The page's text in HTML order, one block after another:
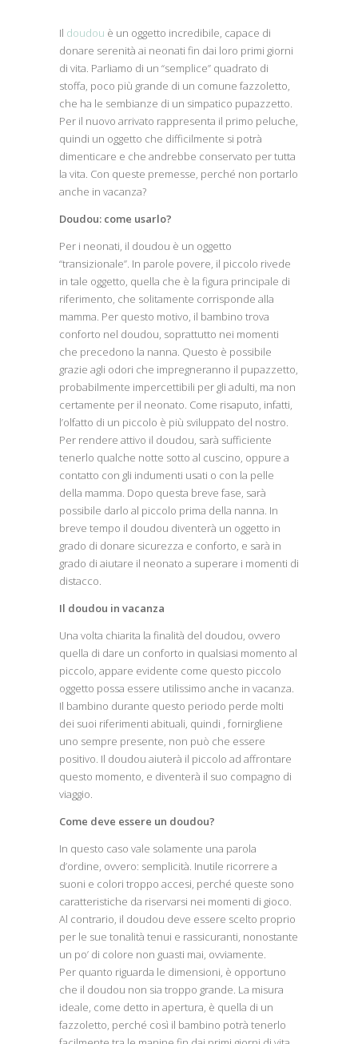
Il doudou è un oggetto incredibile, capace di
donare serenità ai neonati fin dai loro primi giorni
di vita. Parliamo di un “semplice” quadrato di
stoffa, poco più grande di un comune fazzoletto,
che ha le sembianze di un simpatico pupazzetto.
Per il nuovo arrivato rappresenta il primo peluche,
quindi un oggetto che difficilmente si potrà
dimenticare e che andrebbe conservato per tutta
la vita. Con queste premesse, perché non portarlo
anche in vacanza?
Doudou: come usarlo?
Per i neonati, il doudou è un oggetto
“transizionale”. In parole povere, il piccolo rivede
in tale oggetto, quella che è la figura principale di
riferimento, che solitamente corrisponde alla
mamma. Per questo motivo, il bambino trova
conforto nel doudou, soprattutto nei momenti
che precedono la nanna. Questo è possibile
grazie agli odori che impregneranno il pupazzetto,
probabilmente impercettibili per gli adulti, ma non
certamente per il neonato. Come risaputo, infatti,
l’olfatto di un piccolo è più sviluppato del nostro.
Per rendere attivo il doudou, sarà sufficiente
tenerlo qualche notte sotto al cuscino, oppure a
contatto con gli indumenti usati o con la pelle
della mamma. Dopo questa breve fase, sarà
possibile darlo al piccolo prima della nanna. In
breve tempo il doudou diventerà un oggetto in
grado di donare sicurezza e conforto, e sarà in
grado di aiutare il neonato a superare i momenti di
distacco.
Il doudou in vacanza
Una volta chiarita la finalità del doudou, ovvero
quella di dare un conforto in qualsiasi momento al
piccolo, appare evidente come questo piccolo
oggetto possa essere utilissimo anche in vacanza.
Il bambino durante questo periodo perde molti
dei suoi riferimenti abituali, quindi , fornirgliene
uno sempre presente, non può che essere
positivo. Il doudou aiuterà il piccolo ad affrontare
questo momento, e diventerà il suo compagno di
viaggio.
Come deve essere un doudou?
In questo caso vale solamente una parola
d’ordine, ovvero: semplicità. Inutile ricorrere a
suoni e colori troppo accesi, perché queste sono
caratteristiche da riservarsi nei momenti di gioco.
Al contrario, il doudou deve essere scelto proprio
per le sue tonalità tenui e rassicuranti, nonostante
un po’ di colore non guasti mai, ovviamente.
Per quanto riguarda le dimensioni, è opportuno
che il doudou non sia troppo grande. La misura
ideale, come detto in apertura, è quella di un
fazzoletto, perché così il bambino potrà tenerlo